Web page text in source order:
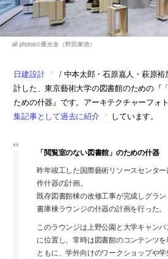
日建設計
/ 中本太郎・石原嘉人・萩原
計した、東京藝術大学の図書館のための『
ための什器』です。アーキテクチャーフォト
集記事として過去に紹介
しています。
「閲覧室のない図書館」のための什器
昨年竣工した国際藝術リソースセンタ
作什器の計画。
既存図書館棟の改修工事が完成しグラン
書庫棟ラウンジの什器の計画を行った。
このラウンジは上野公園と大学キャン
に位置し、常時は図書館のコンテンツ
ともに、学外向けのワークショップや